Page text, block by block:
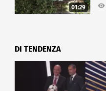
01:29
DI TENDENZA